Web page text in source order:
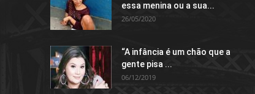
essa menina ou a sua...
26/05/2020
“A infância é um chão que a
gente pisa ...
06/12/2019